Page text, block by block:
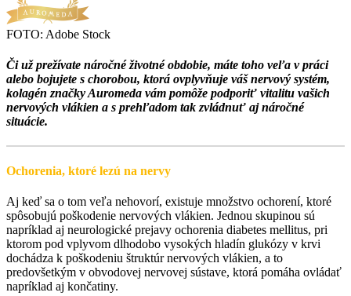
FOTO: Adobe Stock
Či už prežívate náročné životné obdobie, máte toho veľa v práci
alebo bojujete s chorobou, ktorá ovplyvňuje váš nervový systém,
kolagén značky Auromeda vám pomôže podporiť vitalitu vašich
nervových vlákien a s prehľadom tak zvládnuť aj náročné
situácie.
Ochorenia, ktoré lezú na nervy
Aj keď sa o tom veľa nehovorí, existuje množstvo ochorení, ktoré
spôsobujú poškodenie nervových vlákien. Jednou skupinou sú
napríklad aj neurologické prejavy ochorenia diabetes mellitus, pri
ktorom pod vplyvom dlhodobo vysokých hladín glukózy v krvi
dochádza k poškodeniu štruktúr nervových vlákien, a to
predovšetkým v obvodovej nervovej sústave, ktorá pomáha ovládať
napríklad aj končatiny.